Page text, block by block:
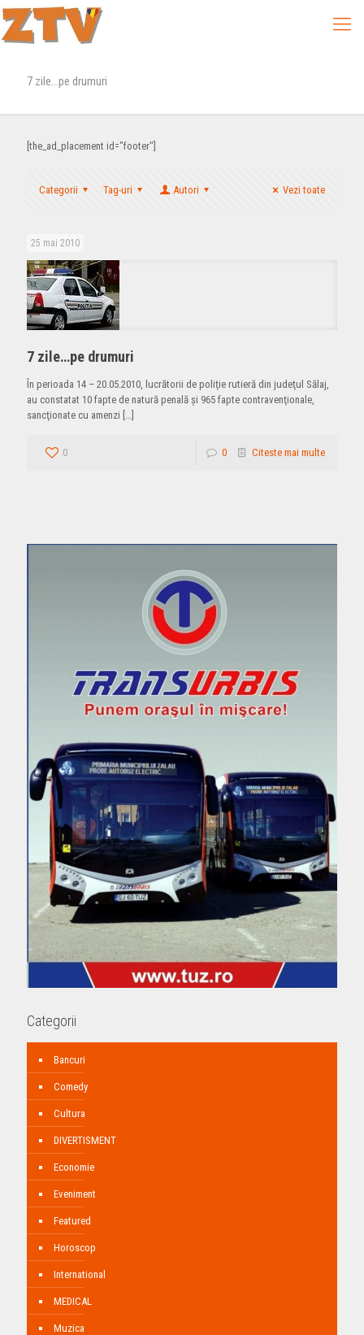
7 zile…pe drumuri
[the_ad_placement id="footer"]
Categorii Tag-uri Autori Vezi toate
25 mai 2010
7 zile…pe drumuri
În perioada 14 – 20.05.2010, lucrătorii de poliţie rutieră din judeţul Sălaj,
au constatat 10 fapte de natură penală şi 965 fapte contravenţionale,
sancţionate cu amenzi […]
0 0 Citeste mai multe
Categorii
Bancuri
Comedy
Cultura
DIVERTISMENT
Economie
Eveniment
Featured
Horoscop
International
MEDICAL
Muzica